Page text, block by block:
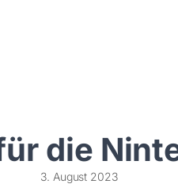
die
3. August 2023